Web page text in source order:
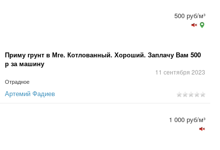
Приму грунт в Мге. Котлованный. Хороший. Заплачу Вам 500
р за машину
11 сентября 2023
Отрадное
500 руб/м³
Артемий Фадиев
1 000 руб/м³